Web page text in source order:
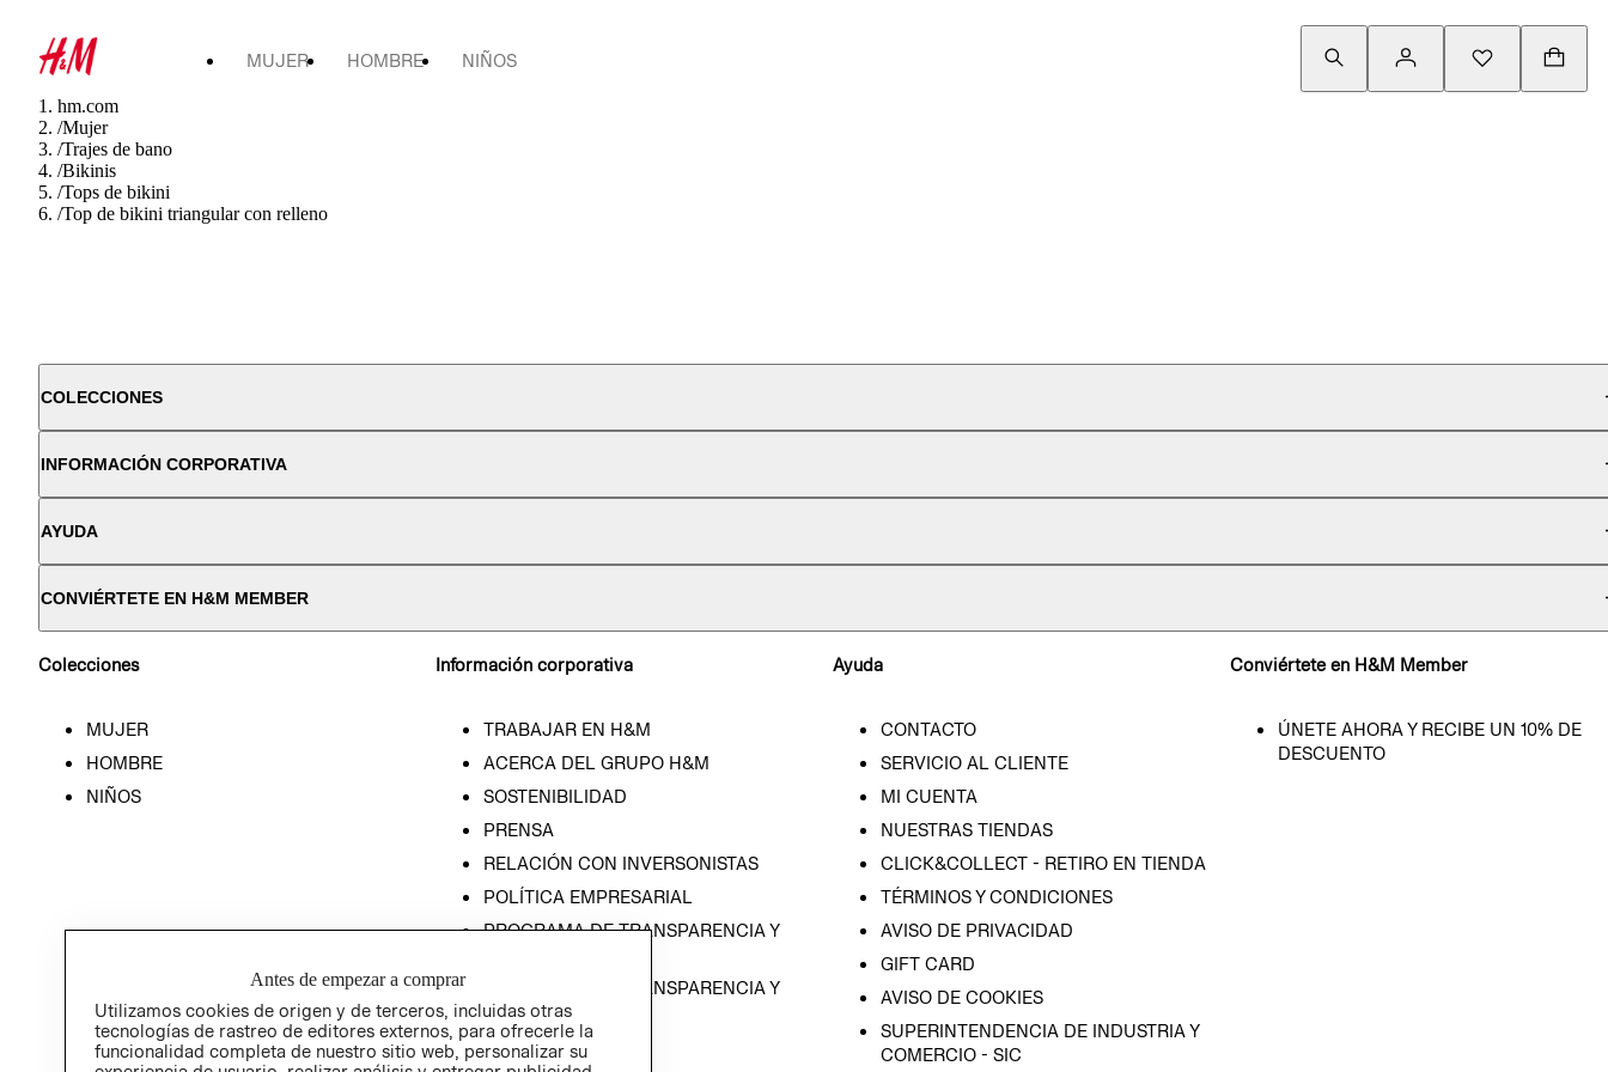
MUJER HOMBRE NIÑOS
hm.com
/Mujer
/Trajes de bano
/Bikinis
/Tops de bikini
/Top de bikini triangular con relleno
COLECCIONES
INFORMACIÓN CORPORATIVA
AYUDA
CONVIÉRTETE EN H&M MEMBER
Colecciones
MUJER
HOMBRE
NIÑOS
Información corporativa
TRABAJAR EN H&M
ACERCA DEL GRUPO H&M
SOSTENIBILIDAD
PRENSA
RELACIÓN CON INVERSONISTAS
POLÍTICA EMPRESARIAL
PROGRAMA DE TRANSPARENCIA Y
PROGRAMA DE TRANSPARENCIA Y
ÉTICA (INGLÉS)
Ayuda
CONTACTO
SERVICIO AL CLIENTE
MI CUENTA
NUESTRAS TIENDAS
CLICK&COLLECT - RETIRO EN TIENDA
TÉRMINOS Y CONDICIONES
AVISO DE PRIVACIDAD
GIFT CARD
AVISO DE COOKIES
SUPERINTENDENCIA DE INDUSTRIA Y
COMERCIO - SIC
Conviértete en H&M Member
ÚNETE AHORA Y RECIBE UN 10% DE
DESCUENTO
Antes de empezar a comprar
Utilizamos cookies de origen y de terceros, incluidas otras
tecnologías de rastreo de editores externos, para ofrecerle la
funcionalidad completa de nuestro sitio web, personalizar su